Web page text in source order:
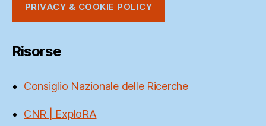
PRIVACY & COOKIE POLICY
Risorse
Consiglio Nazionale delle Ricerche
CNR | ExploRA